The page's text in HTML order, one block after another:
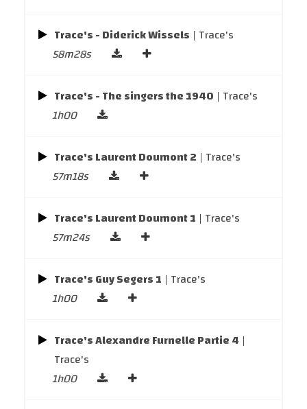
Trace's - Diderick Wissels | Trace's
58m28s
Trace's - The singers the 1940 | Trace's
1h00
Trace's Laurent Doumont 2 | Trace's
57m18s
Trace's Laurent Doumont 1 | Trace's
57m24s
Trace's Guy Segers 1 | Trace's
1h00
Trace's Alexandre Furnelle Partie 4 |
Trace's
1h00